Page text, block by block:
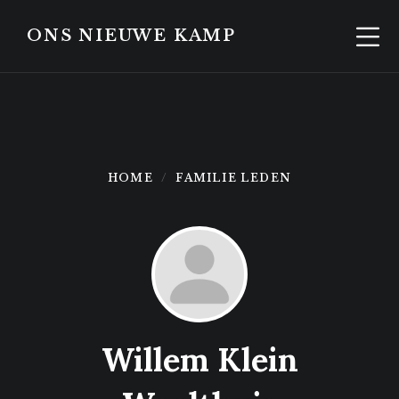
content
footerONS NIEUWE KAMP
HOME FAMILIE LEDEN
Willem Klein